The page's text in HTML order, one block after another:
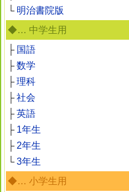
└ 明治書院版
◆… 中学生用
├ 国語
├数学
├理科
├社会
├英語
├ 1年生
├ 2年生
└3年生
◆… 小学生用